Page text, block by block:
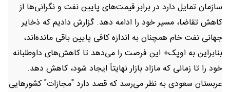
سازمان تمایل دارد در برابر قیمت‌های پایین نفت و نگرانی‌ها از
کاهش تقاضا، مسیر خود را ادامه دهد. گزارش دادیم که ذخایر
جهانی نفت خام همچنان به اندازه کافی پایین باقی مانده‌اند،
بنابراین به اوپک+ این فرصت را می‌دهد تا کاهش‌های داوطلبانه
خود را تا زمانی که مازاد بازار نهایتاً ایجاد شود، کاهش دهد.
عربستان سعودی به نظر می‌رسد که قصد دارد "مجازات" کشورهایی